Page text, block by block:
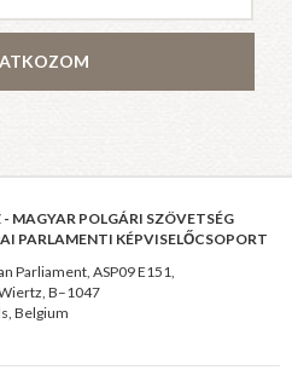
- MAGYAR POLGÁRI SZÖVETSÉG
PARLAMENTI KÉPVISELŐCSOPORT
Parliament, ASP09 E151,
B–1047
Belgium